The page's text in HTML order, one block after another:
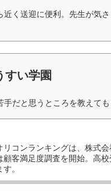
近く送迎に便利。先生が気
すい学園
手だと思うところを教えて
リコンランキングは、株式
顧客満足度調査を開始。高
す。